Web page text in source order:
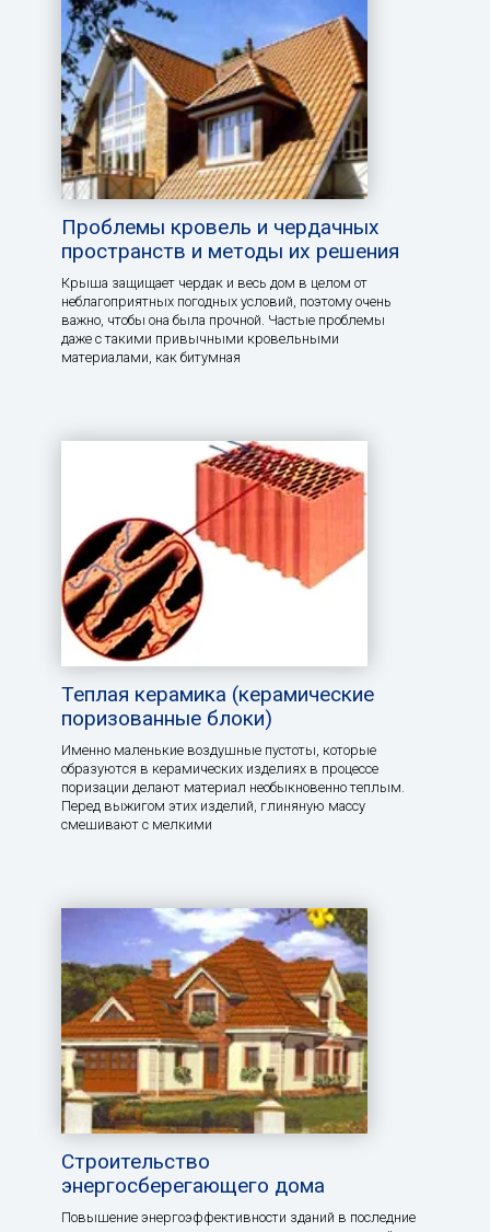
Проблемы кровель и чердачных
пространств и методы их решения
Крыша защищает чердак и весь дом в целом от
неблагоприятных погодных условий, поэтому очень
важно, чтобы она была прочной. Частые проблемы
даже с такими привычными кровельными
материалами, как битумная
Теплая керамика (керамические
поризованные блоки)
Именно маленькие воздушные пустоты, которые
образуются в керамических изделиях в процессе
поризации делают материал необыкновенно теплым.
Перед выжигом этих изделий, глиняную массу
смешивают с мелкими
Строительство
энергосберегающего дома
Повышение энергоэффективности зданий в последние